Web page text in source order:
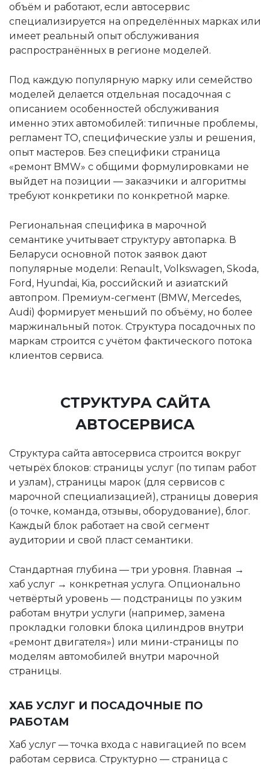
объём и работают, если автосервис
специализируется на определённых марках или
имеет реальный опыт обслуживания
распространённых в регионе моделей.
Под каждую популярную марку или семейство
моделей делается отдельная посадочная с
описанием особенностей обслуживания
именно этих автомобилей: типичные проблемы,
регламент ТО, специфические узлы и решения,
опыт мастеров. Без специфики страница
«ремонт BMW» с общими формулировками не
выйдет на позиции — заказчики и алгоритмы
требуют конкретики по конкретной марке.
Региональная специфика в марочной
семантике учитывает структуру автопарка. В
Беларуси основной поток заявок дают
популярные модели: Renault, Volkswagen, Skoda,
Ford, Hyundai, Kia, российский и азиатский
автопром. Премиум-сегмент (BMW, Mercedes,
Audi) формирует меньший по объёму, но более
маржинальный поток. Структура посадочных по
маркам строится с учётом фактического потока
клиентов сервиса.
СТРУКТУРА САЙТА
АВТОСЕРВИСА
Структура сайта автосервиса строится вокруг
четырёх блоков: страницы услуг (по типам работ
и узлам), страницы марок (для сервисов с
марочной специализацией), страницы доверия
(о точке, команда, отзывы, оборудование), блог.
Каждый блок работает на свой сегмент
аудитории и свой пласт семантики.
Стандартная глубина — три уровня. Главная →
хаб услуг → конкретная услуга. Опционально
четвёртый уровень — подстраницы по узким
работам внутри услуги (например, замена
прокладки головки блока цилиндров внутри
«ремонт двигателя») или мини-страницы по
моделям автомобилей внутри марочной
страницы.
ХАБ УСЛУГ И ПОСАДОЧНЫЕ ПО
РАБОТАМ
Хаб услуг — точка входа с навигацией по всем
работам сервиса. Структурно — страница с